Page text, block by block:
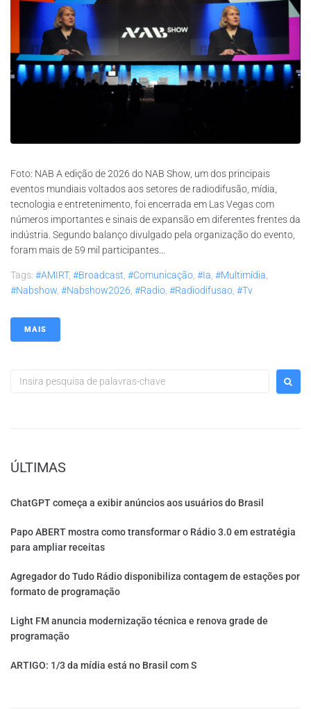
Foto: NAB A edição de 2026 do NAB Show, um dos principais
eventos mundiais voltados aos setores de radiodifusão, mídia,
tecnologia e entretenimento, foi encerrada em Las Vegas com
números importantes e sinais de expansão em diferentes frentes da
indústria. Segundo balanço divulgado pela organização do evento,
foram mais de 59 mil participantes...
Tags: #AMIRT, #broadcast #comunicação #ia #multimídia
#nabshow #nabshow2026 #radio #radiodifusao #tv
MAIS
ÚLTIMAS
ChatGPT começa a exibir anúncios aos usuários do Brasil
Papo ABERT mostra como transformar o Rádio 3.0 em estratégia
para ampliar receitas
Agregador do Tudo Rádio disponibiliza contagem de estações por
formato de programação
Light FM anuncia modernização técnica e renova grade de
programação
ARTIGO: 1/3 da mídia está no Brasil com S